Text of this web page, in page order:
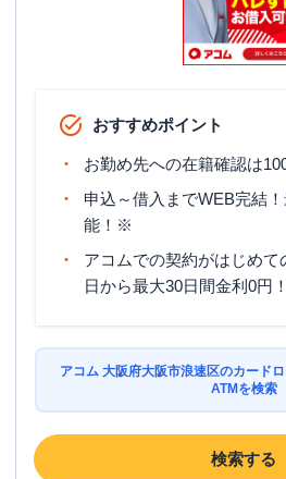
ビル1階
営業時間
土曜：09:00-
日祝：07:00-
駐車場 ✕
大阪府大阪市
１４パークサ
おすすめポイント
お勤め先への在籍確認は
申込～借入までWEB完結
能！※
アコムでの契約がはじめて
日から最大30日間金利0円！
アコム 大阪府大阪市浪速区のカード
ATMを検索
検索する